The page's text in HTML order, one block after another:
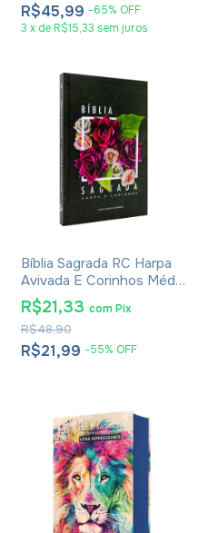
R$45,99 -65% OFF
3 x de R$15,33 sem juros
Bíblia Sagrada RC Harpa
Avivada E Corinhos Média
Capa Dura Rosa De Saron
R$21,99 -55% OFF
R$48,90
R$21,33 com Pix